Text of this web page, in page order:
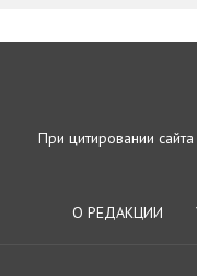
При цитировании
О РЕДАКЦИИ